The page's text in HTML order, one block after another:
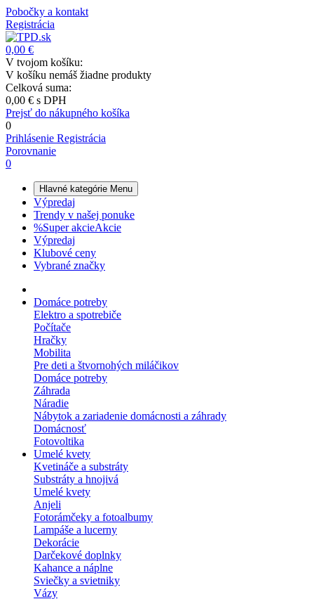
Pobočky a kontakt
Registrácia
0,00 €
V tvojom košíku:
V košíku nemáš žiadne produkty
Celková suma:
0,00 € s DPH
Prejsť do nákupného košíka
0
Prihlásenie Registrácia
Porovnanie
0
Hlavné kategórie Menu
Výpredaj
Trendy v našej ponuke
%Super akcieAkcie
Výpredaj
Klubové ceny
Vybrané značky
Domáce potreby
Elektro a spotrebiče
Počítače
Hračky
Mobilita
Pre deti a štvornohých miláčikov
Domáce potreby
Záhrada
Náradie
Nábytok a zariadenie domácnosti a záhrady
Domácnosť
Fotovoltika
Umelé kvety
Kvetináče a substráty
Substráty a hnojivá
Umelé kvety
Anjeli
Fotorámčeky a fotoalbumy
Lampáše a lucerny
Dekorácie
Darčekové doplnky
Kahance a náplne
Sviečky a svietniky
Vázy